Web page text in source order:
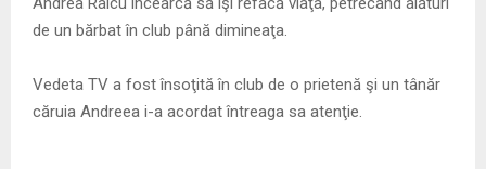
N
de un bărbat în club până dimineaţa.
Vedeta TV a fost însoţită în club de o prietenă şi un tânăr
căruia Andreea i-a acordat întreaga sa atenţie.